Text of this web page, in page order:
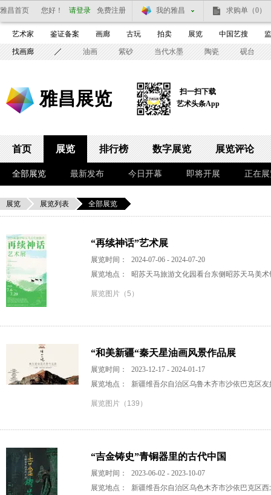
雅昌首页 您好！ 请登录 免费注册 我的雅昌 求购单 （0）
艺术家 鉴证备案 画廊 古玩 拍卖 展览 中国艺搜
找画廊 油画 紫砂 当代水墨 陶瓷 砚台
雅昌展览
扫一扫下载
艺术头条App
首页 展览 排行榜 数字展览 展览评论
全部展览 最新发布 今日开幕 即将开展 正在
展览 展览列表 全部展览
“再续神话”艺术展
展览时间：
2024-07-06 - 2024-07-20
展览地点：
昭苏天马旅游文化园看台东侧昭苏天马美术
展览图片（5）
“和美新疆“秦天星油画风景作品展
展览时间：
2023-12-17 - 2024-01-17
展览地点：
新疆维吾尔自治区乌鲁木齐市沙依巴克区
展览图片（139）
“吉金铸史”青铜器里的古代中国
展览时间：
2023-06-02 - 2023-10-07
展览地点：
新疆维吾尔自治区乌色木齐市沙依巴克区